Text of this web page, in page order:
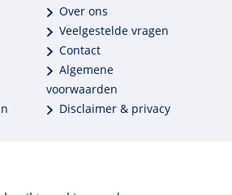
Over ons
Veelgestelde vragen
Contact
Algemene
voorwaarden
Disclaimer & privacy